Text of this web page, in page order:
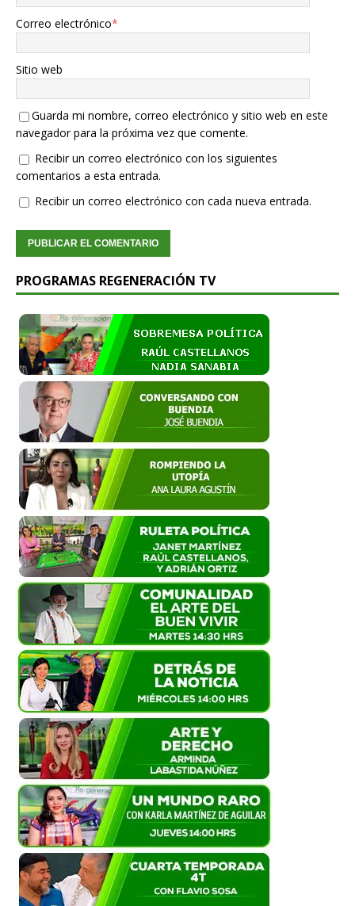
Correo electrónico*
Sitio web
Guarda mi nombre, correo electrónico y sitio web en este
navegador para la próxima vez que comente.
Recibir un correo electrónico con los siguientes
comentarios a esta entrada.
Recibir un correo electrónico con cada nueva entrada.
PROGRAMAS REGENERACIÓN TV